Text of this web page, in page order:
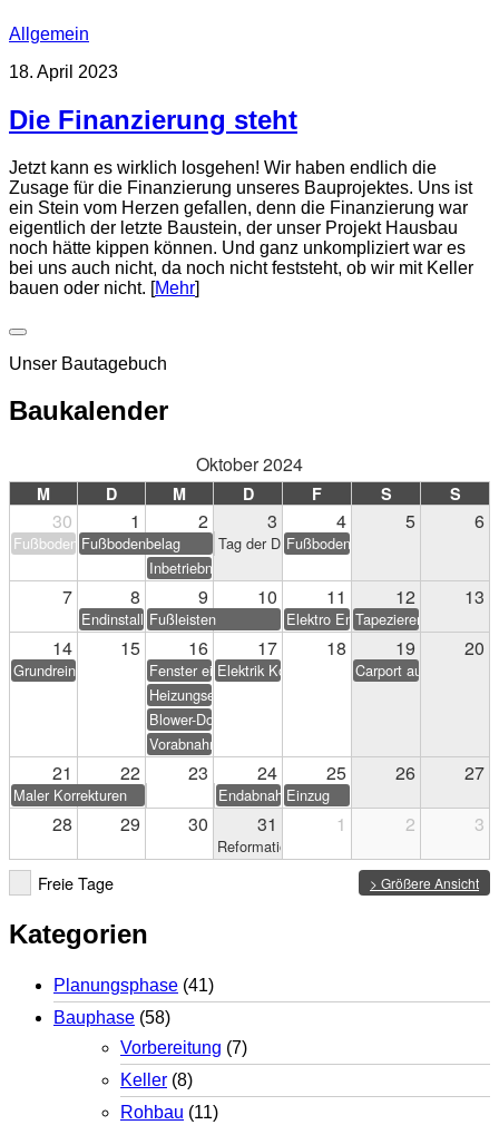
Allgemein
18. April 2023
Die Finanzierung steht
Jetzt kann es wirklich losgehen! Wir haben endlich die
Zusage für die Finanzierung unseres Bauprojektes. Uns ist
ein Stein vom Herzen gefallen, denn die Finanzierung war
eigentlich der letzte Baustein, der unser Projekt Hausbau
noch hätte kippen können. Und ganz unkompliziert war es
bei uns auch nicht, da noch nicht feststeht, ob wir mit Keller
bauen oder nicht. [Mehr]
Unser Bautagebuch
Baukalender
Oktober 2024
M D M D F S S
30 1 2 3 4 5 6
FußbodenbelagFußbodenbelag Tag der Deutschen Einheit
Fußbodenbelag
Inbetriebnahme PV-Anlage
7 8 9 10 11 12 13
Endinstallation Heizung/Sanitär
Fußleisten Elektro Endarbeiten
Tapezieren &
14 15 16 17 18 19 20
Grundreinigung Fenster einstellenElektrik Korrekturen
Carport aufstellen
Heizungseinweisung
Blower-Door-Test
Vorabnahme
21 22 23 24 25 26 27
Maler Korrekturen EndabnahmeEinzug
28 29 30 31 1 2 3
Reformationstag
> Größere Ansicht
Freie Tage
Kategorien
Planungsphase (41)
Bauphase (58)
Vorbereitung (7)
Keller (8)
Rohbau (11)